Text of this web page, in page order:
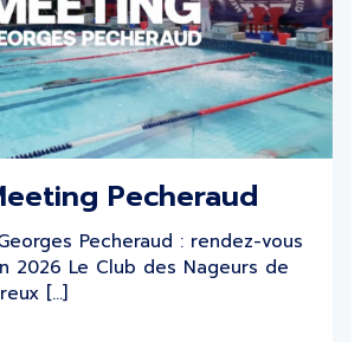
Pecheraud
Pecheraud : rendez-vous
2026 Le Club des Nageurs de
[…]